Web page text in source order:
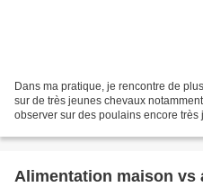
Dans ma pratique, je rencontre de
sur de très jeunes chevaux
observer sur des poulains encore
Alimentation maison